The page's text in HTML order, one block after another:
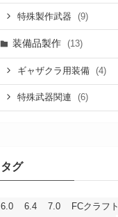
特殊製作武器 (9)
装備品製作 (13)
ギャザクラ用装備 (4)
特殊武器関連 (6)
タグ
6.0 6.4 7.0 FCクラフト